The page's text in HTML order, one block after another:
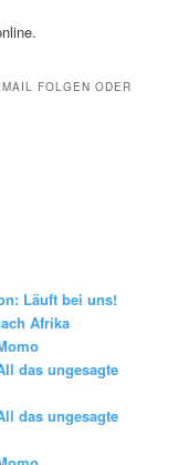
FOLGEN ODER
Läuft bei uns!
Afrika
das ungesagte
das ungesagte